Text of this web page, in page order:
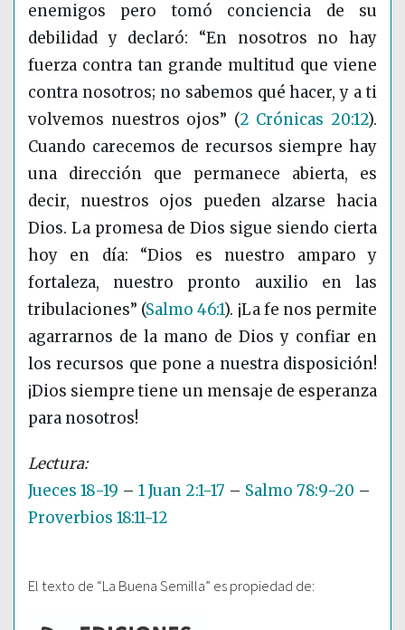
enemigos pero tomó conciencia de su
debilidad y declaró: “En nosotros no hay
fuerza contra tan grande multitud que viene
contra nosotros; no sabemos qué hacer, y a ti
volvemos nuestros ojos” (2 Crónicas 20:12).
Cuando carecemos de recursos siempre hay
una dirección que permanece abierta, es
decir, nuestros ojos pueden alzarse hacia
Dios. La promesa de Dios sigue siendo cierta
hoy en día: “Dios es nuestro amparo y
fortaleza, nuestro pronto auxilio en las
tribulaciones” (Salmo 46:1). ¡La fe nos permite
agarrarnos de la mano de Dios y confiar en
los recursos que pone a nuestra disposición!
¡Dios siempre tiene un mensaje de esperanza
para nosotros!
Jueces 18-19 – 1 Juan 2:1-17 – Salmo 78:9-20 –
Proverbios 18:11-12
El texto de “La Buena Semilla” es propiedad de: